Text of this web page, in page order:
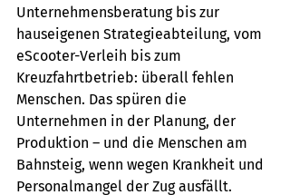
Unternehmensberatung bis zur
hauseigenen Strategieabteilung, vom
eScooter-Verleih bis zum
Kreuzfahrtbetrieb: überall fehlen
Menschen. Das spüren die
Unternehmen in der Planung, der
Produktion – und die Menschen am
Bahnsteig, wenn wegen Krankheit und
Personalmangel der Zug ausfällt.